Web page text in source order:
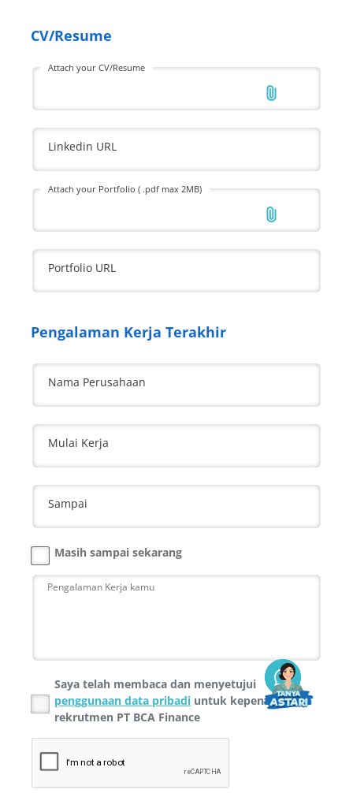
CV/Resume
Attach your CV/Resume
Linkedin URL
Attach your Portfolio ( .pdf max 2MB)
Portfolio URL
Pengalaman Kerja Terakhir
Nama Perusahaan
Mulai Kerja
Sampai
Masih sampai sekarang
Saya telah membaca dan menyetujui
penggunaan data pribadi untuk kepentingan
rekrutmen PT BCA Finance